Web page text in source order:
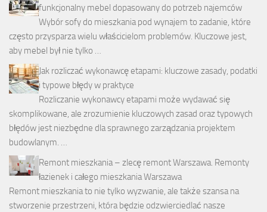
funkcjonalny mebel dopasowany do potrzeb najemców
Wybór sofy do mieszkania pod wynajem to zadanie, które
często przysparza wielu właścicielom problemów. Kluczowe jest,
aby mebel był nie tylko …
Jak rozliczać wykonawcę etapami: kluczowe zasady, podatki
i typowe błędy w praktyce
Rozliczanie wykonawcy etapami może wydawać się
skomplikowane, ale zrozumienie kluczowych zasad oraz typowych
błędów jest niezbędne dla sprawnego zarządzania projektem
budowlanym. …
Remont mieszkania – zlecę remont Warszawa. Remonty
łazienek i całego mieszkania Warszawa
Remont mieszkania to nie tylko wyzwanie, ale także szansa na
stworzenie przestrzeni, która będzie odzwierciedlać nasze